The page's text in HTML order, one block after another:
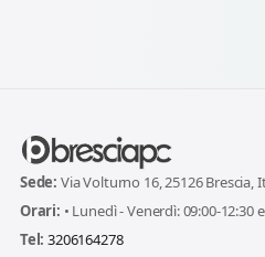
Sede: Via Volturno 16, 25126 Brescia,
Orari: • Lunedì - Venerdì: 09:00-12:30
Tel: 3206164278